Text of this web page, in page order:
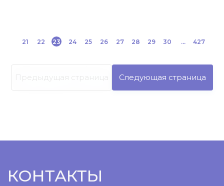
21 22 23 24 25 26 27 28 29 30 ... 427
Предыдущая страница Следующая страница
КОНТАКТЫ